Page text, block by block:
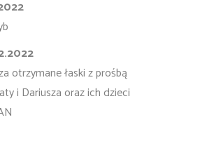
otrzymane łaski z prośbą
i Dariusza oraz ich dzieci